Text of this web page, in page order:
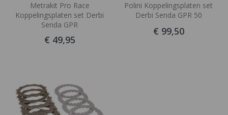
Metrakit Pro Race
Koppelingsplaten set Derbi
Senda GPR
€ 49,95
Polini Koppelingsplaten set
Derbi Senda GPR 50
€ 99,50